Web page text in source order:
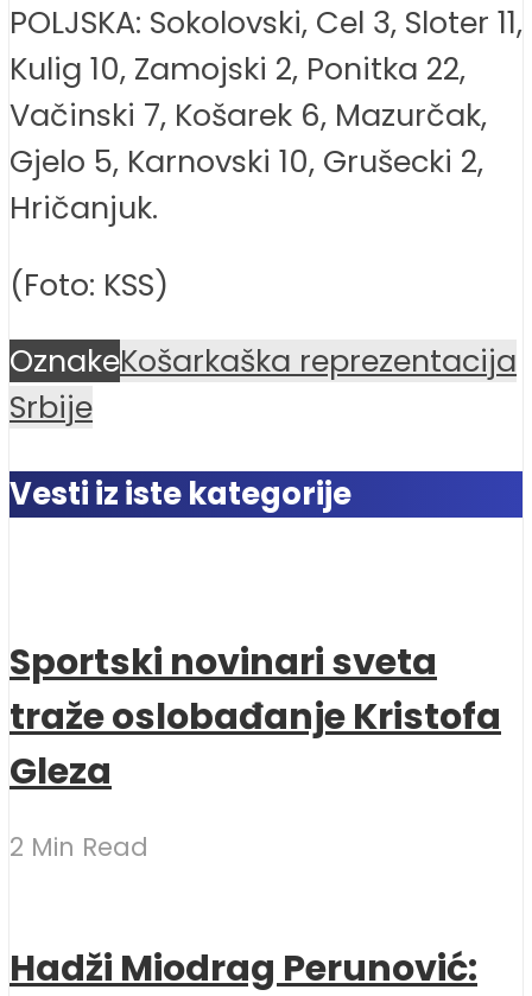
POLJSKA: Sokolovski, Cel 3, Sloter 11,
Kulig 10, Zamojski 2, Ponitka 22,
Vačinski 7, Košarek 6, Mazurčak,
Gjelo 5, Karnovski 10, Grušecki 2,
Hričanjuk.
(Foto: KSS)
OznakeKošarkaška reprezentacija
Srbije
Vesti iz iste kategorije
Sportski novinari sveta
traže oslobađanje Kristofa
Gleza
2 Min Read
Hadži Miodrag Perunović: